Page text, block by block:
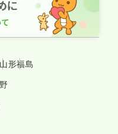
山形福島